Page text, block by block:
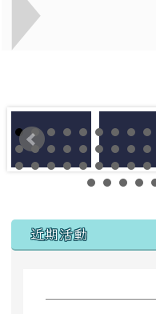
左邊區域內容
近期活動